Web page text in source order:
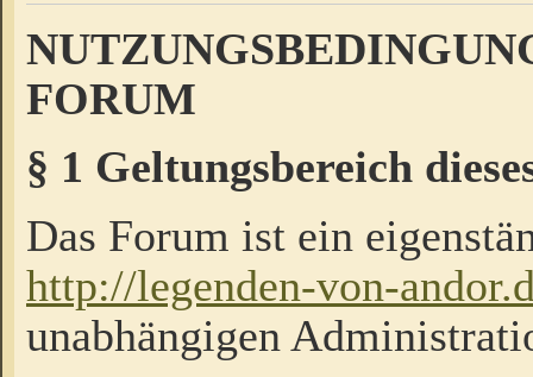
FORUM
§ 1 Geltungsbereich
Das Forum ist ein
http://legenden-von-
unabhängigen